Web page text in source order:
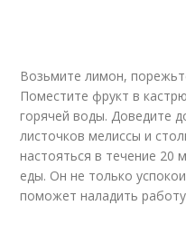
Возьмите лимон,
Поместите фрукт в
горячей воды. Доведите
листочков мелиссы и
настояться в течение 20
еды. Он не только
поможет наладить